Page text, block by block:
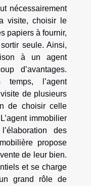
nécessairement
visite, choisir le
papiers à fournir,
seule. Ainsi,
à un agent
d’avantages.
temps, l’agent
de plusieurs
de choisir celle
immobilier
des
propose
de leur bien.
et se charge
grand rôle de